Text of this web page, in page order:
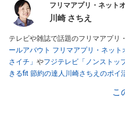
フリマアプリ・ネット
川崎 さちえ
テレビや雑誌で話題のフリマアプリ
ールアバウト フリマアプリ・ネッ
さイチ」 やフジテレビ「ノンストップ
きるfit 節約の達人川崎さちえのポイ
スマホ1つでスキマ時間に効率的にこ